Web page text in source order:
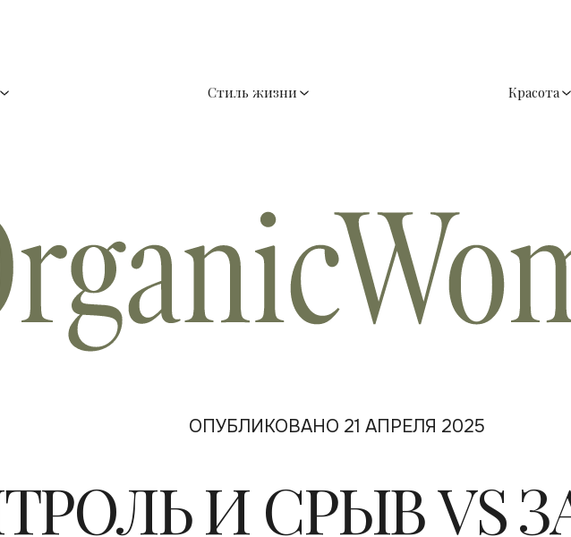
Стиль жизни Красота
ОПУБЛИКОВАНО 21 АПРЕЛЯ 2025
И СРЫВ VS